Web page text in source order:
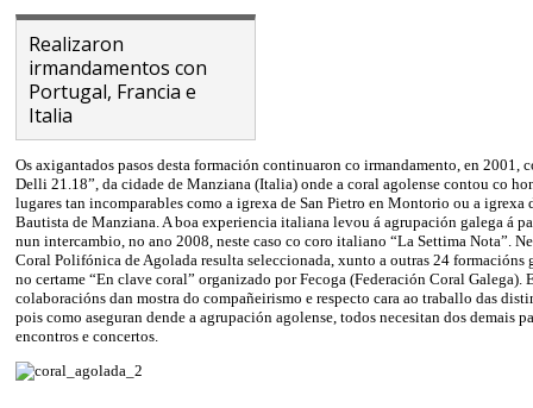
Realizaron
irmandamentos con
Portugal, Francia e
Italia
Os axigantados pasos desta formación continuaron co irmandamento, en 2001,
Delli 21.18”, da cidade de Manziana (Italia) onde a coral agolense contou co
lugares tan incomparables como a igrexa de San Pietro en Montorio ou a igrexa
Bautista de Manziana. A boa experiencia italiana levou á agrupación galega á
nun intercambio, no ano 2008, neste caso co coro italiano “La Settima Nota”.
Coral Polifónica de Agolada resulta seleccionada, xunto a outras 24 formacións
no certame “En clave coral” organizado por Fecoga (Federación Coral Galega).
colaboracións dan mostra do compañeirismo e respecto cara ao traballo das
pois como aseguran dende a agrupación agolense, todos necesitan dos demais
encontros e concertos.